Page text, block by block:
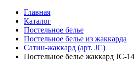
Главная
Каталог
Постельное белье
Постельное белье из жаккарда
Сатин-жаккард (арт. JC)
Постельное белье жаккард JC-14